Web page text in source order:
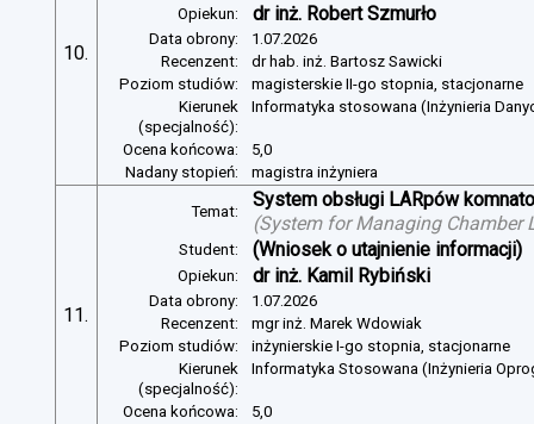
10.
Opiekun: dr inż. Robert Szmurło
Data obrony:
1.07.2026
Recenzent:
dr hab. inż. Bartosz Sawicki
Poziom studiów:
magisterskie II-go stopnia, stacjonarne
Kierunek
(specjalność):
Informatyka stosowana (Inżynieria
Ocena końcowa:
5,0
Nadany stopień:
magistra inżyniera
11.
Temat:
System obsługi LARpów
(System for Managing Chamber
Student: (Wniosek o utajnienie informacji)
Opiekun: dr inż. Kamil Rybiński
Data obrony:
1.07.2026
Recenzent:
mgr inż. Marek Wdowiak
Poziom studiów:
inżynierskie I-go stopnia, stacjonarne
Kierunek
(specjalność):
Informatyka Stosowana (Inżynieria
Ocena końcowa:
5,0